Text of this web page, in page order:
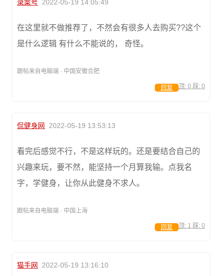
录案号 2022-05-19 14:05:49
在这里就不做推荐了，不然会有很多人去购买??这个
是什么逻辑 有什么不能说的， 奇怪。
跟帖来自电脑端 · 中国安徽合肥
顶: 0 踩: 0
回复
侃健身网 2022-05-19 13:53:13
看完后感觉不行，不是这样玩的。还是要结合自己的
兴趣来玩，要不然，能坚持一个月算我输。点我名
字，学健身，让你从此健身不求人。
跟帖来自电脑端 · 中国上海
顶: 1 踩: 0
回复
猫手网 2022-05-19 13:16:10